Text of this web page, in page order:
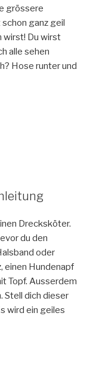
grössere
ganz geil
wirst! Du wirst
alle sehen
Hose runter und
Drecksköter.
du den
oder
einen Hundenapf
Topf. Ausserdem
Stell dich dieser
wird ein geiles